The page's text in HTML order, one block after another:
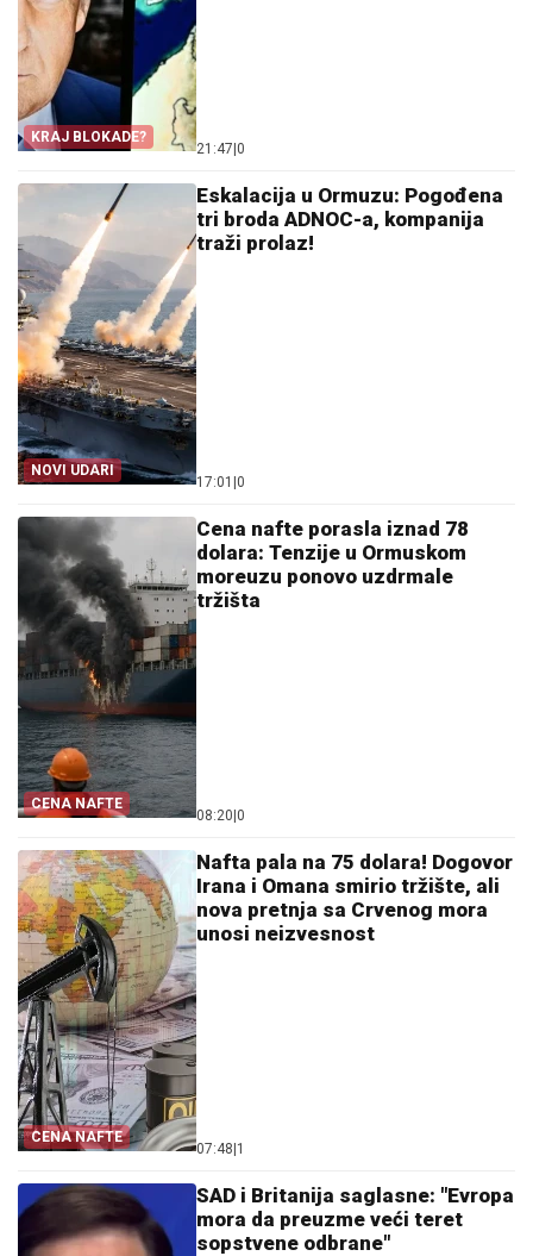
KRAJ BLOKADE?
21:47 0
NOVI UDARI
Eskalacija u Ormuzu: Pogođena
tri broda ADNOC-a, kompanija
traži prolaz!
17:01 0
CENA NAFTE
Cena nafte porasla iznad 78
dolara: Tenzije u Ormuskom
moreuzu ponovo uzdrmale
tržišta
08:20 0
CENA NAFTE
Nafta pala na 75 dolara! Dogovor
Irana i Omana smirio tržište, ali
nova pretnja sa Crvenog mora
unosi neizvesnost
07:48 1
SAD i Britanija saglasne: "Evropa
mora da preuzme veći teret
sopstvene odbrane"